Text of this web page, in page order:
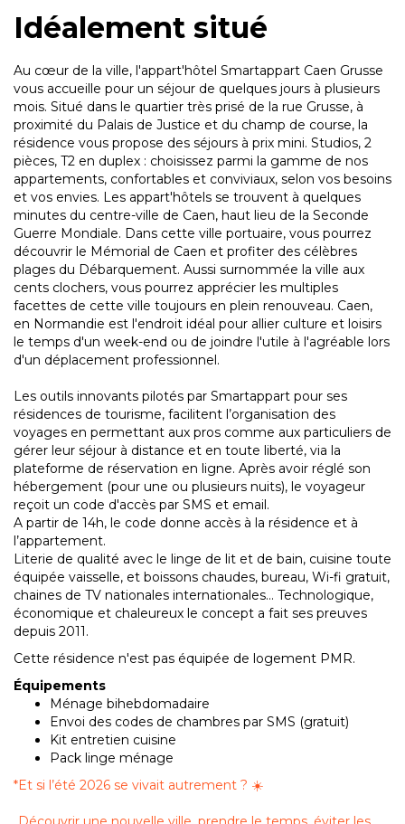
Idéalement situé
Au cœur de la ville, l'appart'hôtel Smartappart Caen Grusse
vous accueille pour un séjour de quelques jours à plusieurs
mois. Situé dans le quartier très prisé de la rue Grusse, à
proximité du Palais de Justice et du champ de course, la
résidence vous propose des séjours à prix mini. Studios, 2
pièces, T2 en duplex : choisissez parmi la gamme de nos
appartements, confortables et conviviaux, selon vos besoins
et vos envies. Les appart'hôtels se trouvent à quelques
minutes du centre-ville de Caen, haut lieu de la Seconde
Guerre Mondiale. Dans cette ville portuaire, vous pourrez
découvrir le Mémorial de Caen et profiter des célèbres
plages du Débarquement. Aussi surnommée la ville aux
cents clochers, vous pourrez apprécier les multiples
facettes de cette ville toujours en plein renouveau. Caen,
en Normandie est l'endroit idéal pour allier culture et loisirs
le temps d'un week-end ou de joindre l'utile à l'agréable lors
d'un déplacement professionnel.
Les outils innovants pilotés par Smartappart pour ses
résidences de tourisme, facilitent l’organisation des
voyages en permettant aux pros comme aux particuliers de
gérer leur séjour à distance et en toute liberté, via la
plateforme de réservation en ligne. Après avoir réglé son
hébergement (pour une ou plusieurs nuits), le voyageur
reçoit un code d'accès par SMS et email.
A partir de 14h, le code donne accès à la résidence et à
l’appartement.
Literie de qualité avec le linge de lit et de bain, cuisine toute
équipée vaisselle, et boissons chaudes, bureau, Wi-fi gratuit,
chaines de TV nationales internationales… Technologique,
économique et chaleureux le concept a fait ses preuves
depuis 2011.
Cette résidence n'est pas équipée de logement PMR.
Équipements
Ménage bihebdomadaire
Envoi des codes de chambres par SMS (gratuit)
Kit entretien cuisine
Pack linge ménage
*Et si l’été 2026 se vivait autrement ? ☀️